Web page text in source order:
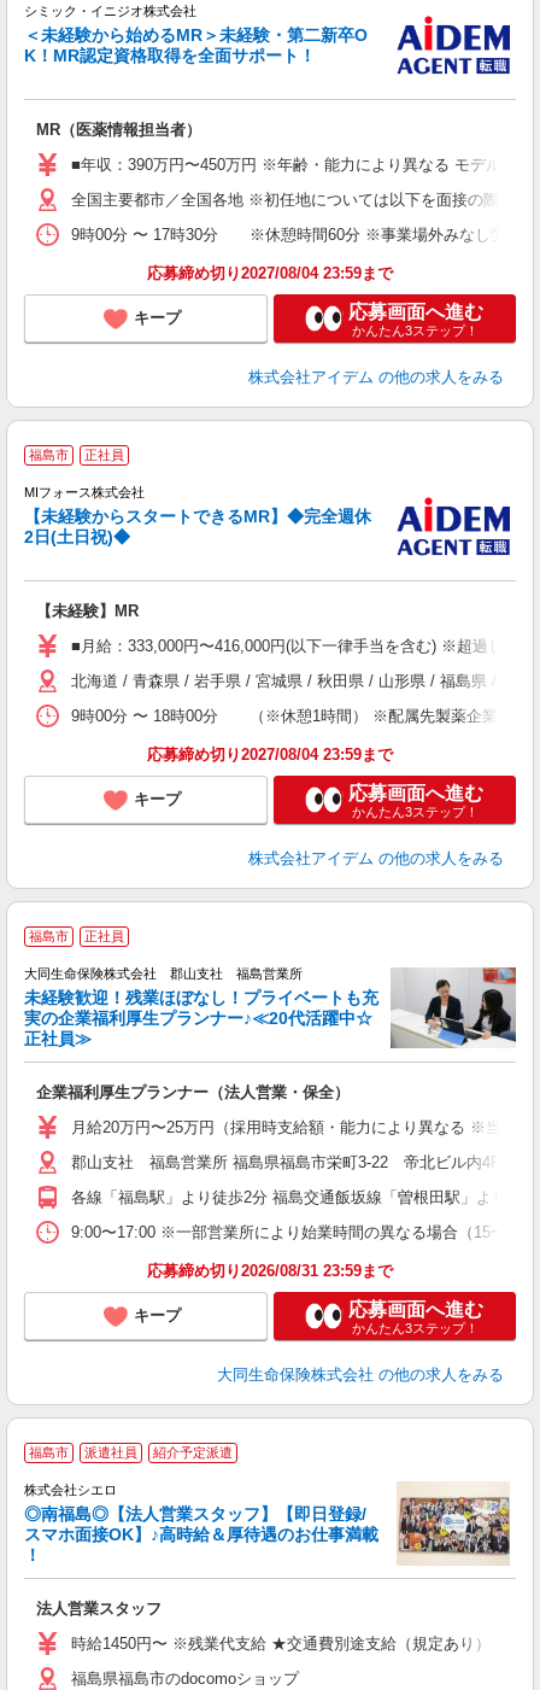
シミック・イニジオ株式会社
＜未経験から始めるMR＞未経験・第二新卒O
K！MR認定資格取得を全面サポート！
MR（医薬情報担当者）
■年収：390万円〜450万円 ※年齢・能力により異なる モデル年
全国主要都市／全国各地 ※初任地については以下を面接の際に
9時00分 〜 17時30分 ※休憩時間60分 ※事業場外みなし労働時
応募締め切り2027/08/04 23:59まで
キープ 応募画面へ進む
かんたん3ステップ！
株式会社アイデム の他の求人をみる
福島市 正社員
MIフォース株式会社
【未経験からスタートできるMR】◆完全週休
2日(土日祝)◆
【未経験】MR
■月給：333,000円〜416,000円(以下一律手当を含む) ※超過した
北海道 / 青森県 / 岩手県 / 宮城県 / 秋田県 / 山形県 / 福島県 / 茨
9時00分 〜 18時00分 （※休憩1時間） ※配属先製薬企業の就
応募締め切り2027/08/04 23:59まで
キープ 応募画面へ進む
かんたん3ステップ！
株式会社アイデム の他の求人をみる
福島市 正社員
大同生命保険株式会社 郡山支社 福島営業所
未経験歓迎！残業ほぼなし！プライベートも充
実の企業福利厚生プランナー♪≪20代活躍中☆
正社員≫
企業福利厚生プランナー（法人営業・保全）
月給20万円〜25万円（採用時支給額・能力により異なる ※当社
郡山支社 福島営業所 福島県福島市栄町3-22 帝北ビル内4F ※お
各線「福島駅」より徒歩2分 福島交通飯坂線「曽根田駅」より徒
9:00〜17:00 ※一部営業所により始業時間の異なる場合（15〜20
応募締め切り2026/08/31 23:59まで
キープ 応募画面へ進む
かんたん3ステップ！
大同生命保険株式会社 の他の求人をみる
福島市 派遣社員 紹介予定派遣
株式会社シエロ
◎南福島◎【法人営業スタッフ】【即日登録/
スマホ面接OK】♪高時給＆厚待遇のお仕事満載
！
法人営業スタッフ
時給1450円〜 ※残業代支給 ★交通費別途支給（規定あり） ゜+
福島県福島市のdocomoショップ